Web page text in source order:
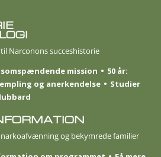
Narconons succeshistorie
mission
50 år:
og anerkendelse
Studier
narkoafvænning og bekymrede familier